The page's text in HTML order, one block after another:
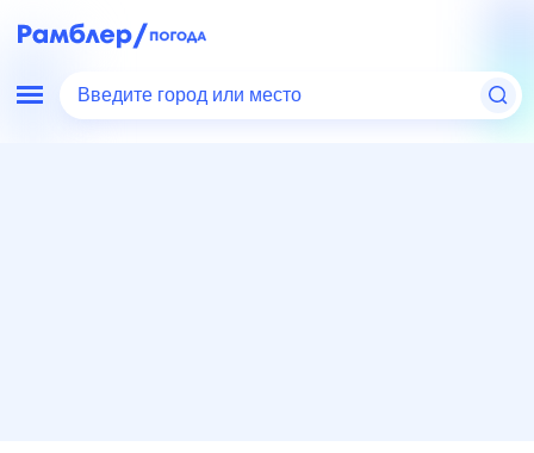
Введите город или место